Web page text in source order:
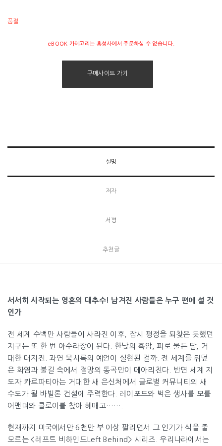
품절
eBOOK 카테고리는 홍성사에서 주문하실 수 없습니다.
구매사이트 가기
설명
저자
서평
추천글
서서히 시작되는 영혼의 대추수! 남겨진 사람들은 누구 편에 설 것
인가
전 세계 수백만 사람들이 사라진 이후, 잠시 평정을 되찾은 듯했던
지구는 또 한 번 아수라장이 된다. 한낮의 흑암, 피로 물든 달, 거
대한 대지진. 과연 묵시록의 예언이 실현된 걸까. 전 세계를 뒤덮
은 화염과 불길 속에서 절망의 통곡만이 메아리친다. 반면 세계 지
도자 카르파티아는 거대한 새 은신처에서 글로벌 커뮤니티의 새
수도가 될 바빌론 건설에 주력한다. 레이포드와 벅은 생사를 모를
어맨더와 클로이를 찾아 헤매고…….
현재까지 미국에서만 6천만 부 이상 팔리면서 그 인기가 식을 줄
모르는 <레프트 비하인드Left Behind> 시리즈. 우리나라에서는
성열(성균관대 번역대학원 졸업), 진실로(세종대학교 영문과 초빙교수),
이은정(숙명여대 영문과 박사과정 수료), 김고명(전문번역가, 성균관대